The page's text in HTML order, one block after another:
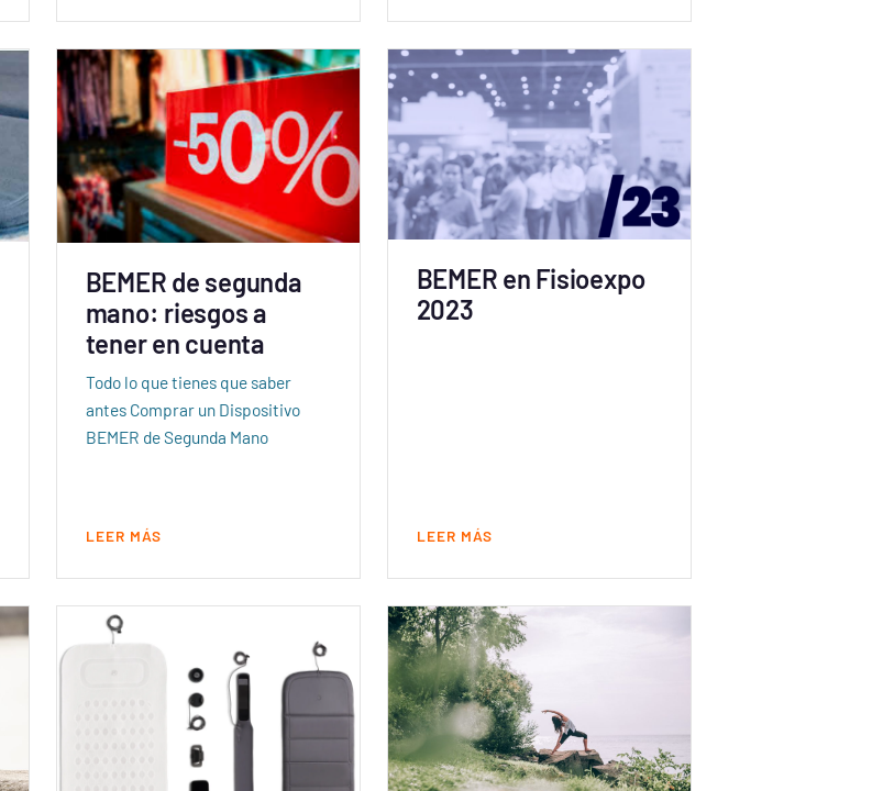
BEMER de segunda
mano: riesgos a
tener en cuenta
Todo lo que tienes que saber
antes Comprar un Dispositivo
BEMER de Segunda Mano
LEER MÁS
BEMER en Fisioexpo
2023
LEER MÁS